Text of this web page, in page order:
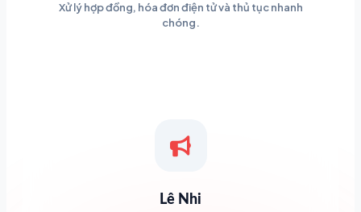
Xử lý hợp đồng, hóa đơn điện tử và thủ tục nhanh
chóng.
Lê Nhi